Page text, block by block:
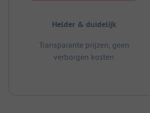
Helder & duidelijk
Transparante prijzen, geen
verborgen kosten